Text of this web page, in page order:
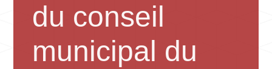
du conseil
municipal du